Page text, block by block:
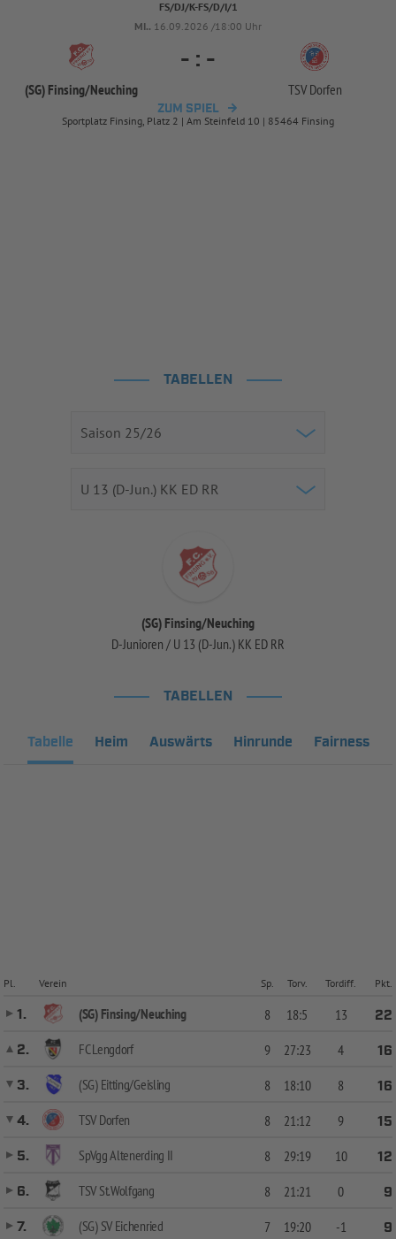
FS/DJ/K-FS/D/I/1
MI.. 16.09.2026 /18:00 Uhr
(SG) Finsing/Neuching
- : -
TSV Dorfen
ZUM SPIEL
Sportplatz Finsing, Platz 2 | Am Steinfeld 10 | 85464 Finsing
TABELLEN
(SG) Finsing/Neuching
D-Junioren / U 13 (D-Jun.) KK ED RR
TABELLEN
Tabelle Heim Auswärts Hinrunde Fairness
Pl. Verein Sp. Torv. Tordiff. Pkt.
1. (SG) Finsing/Neuching 8 18:5 13
22
2.
FC Lengdorf 9 27:23 4
16
3.
(SG) Eitting/Geisling 8 18:10 8
16
4.
TSV Dorfen 8 21:12 9
15
5.
SpVgg Altenerding II 8 29:19 10
12
6.
TSV St.Wolfgang 8 21:21 0
9
7.
(SG) SV Eichenried 7 19:20 -1
9